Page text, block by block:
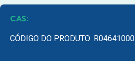
CAS:
CÓDIGO DO PRODUTO: R04641000